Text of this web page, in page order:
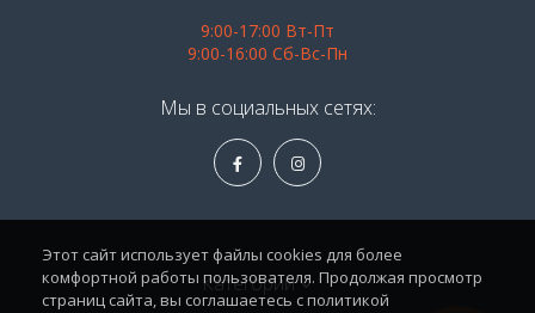
Категории
9:00-17:00 Вт-Пт
9:00-16:00 Сб-Вс-Пн
Мы в социальных сетях:
Этот сайт использует файлы cookies для более
комфортной работы пользователя. Продолжая просмотр
страниц сайта, вы соглашаетесь с политикой